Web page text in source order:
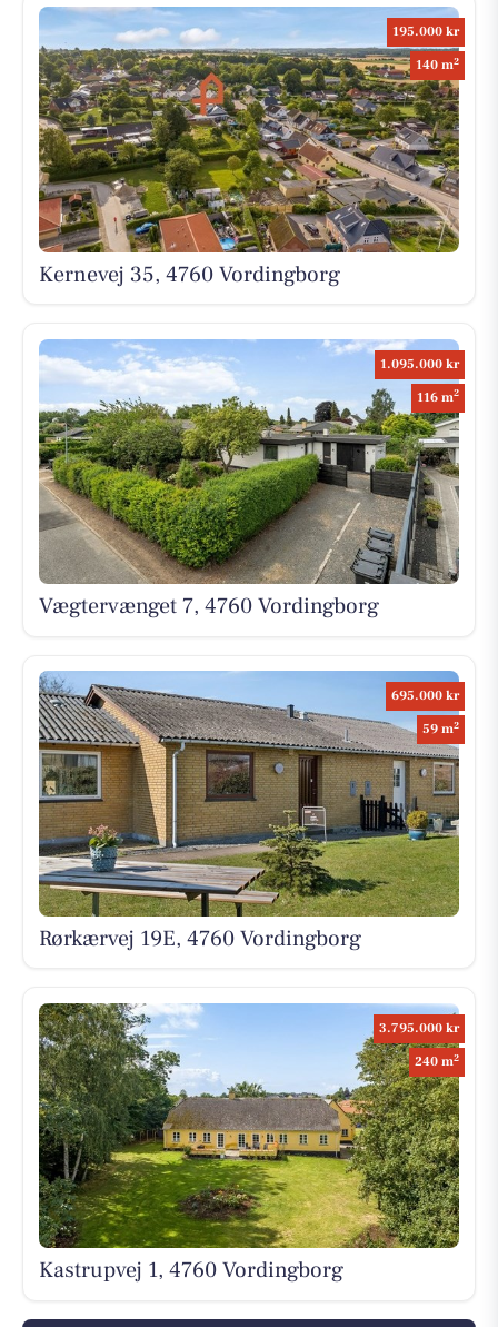
195.000 kr
140 m2
Kernevej 35, 4760 Vordingborg
1.095.000 kr
116 m2
Vægtervænget 7, 4760 Vordingborg
695.000 kr
59 m2
Rørkærvej 19E, 4760 Vordingborg
3.795.000 kr
240 m2
Kastrupvej 1, 4760 Vordingborg